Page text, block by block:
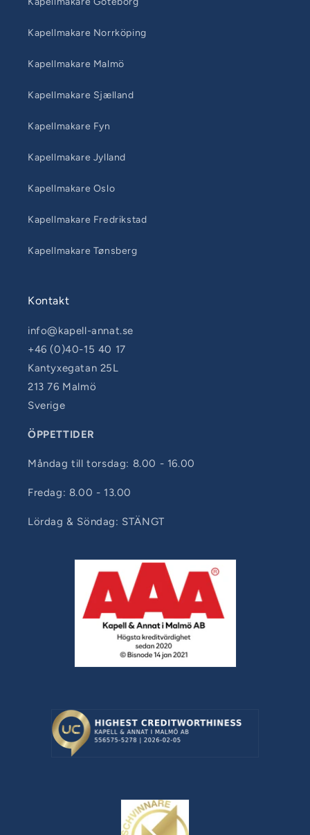
Kapellmakare Norrköping
Kapellmakare Malmö
Kapellmakare Sjælland
Kapellmakare Fyn
Kapellmakare Jylland
Kapellmakare Oslo
Kapellmakare Fredrikstad
Kapellmakare Tønsberg
Kontakt
info@kapell-annat.se
+46 (0)40-15 40 17
Kantyxegatan 25L
213 76 Malmö
Sverige
ÖPPETTIDER
Måndag till torsdag: 8.00 - 16.00
Fredag: 8.00 - 13.00
Lördag & Söndag: STÄNGT